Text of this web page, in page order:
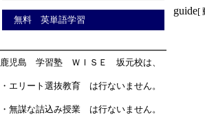
無料 英単語学習
鹿児島 学習塾 ＷＩＳＥ 坂元校は、
・エリート選抜教育 は行ないません。
・無謀な詰込み授業 は行ないません。
guide[